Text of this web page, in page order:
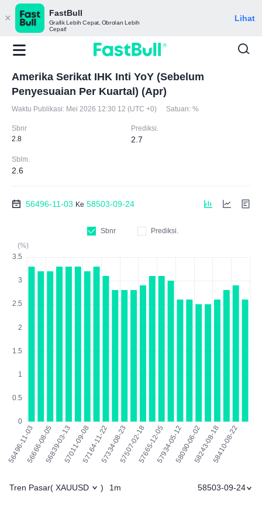
FastBull
Grafik Lebih Cepat, Obrolan Lebih
Cepat!
Lihat
Amerika Serikat IHK Inti YoY (Sebelum
Penyesuaian Per Kuartal) (Apr)
Waktu Publikasi: Mei 2026 12:30 12 (UTC +0) Satuan: %
Sbnr
2.8
Prediksi.
2.7
Sblm.
2.6
56496-11-03 Ke 58503-09-24
Sbnr
Prediksi.
(%)
Tren Pasar( XAUUSD ) 1m 58503-09-24